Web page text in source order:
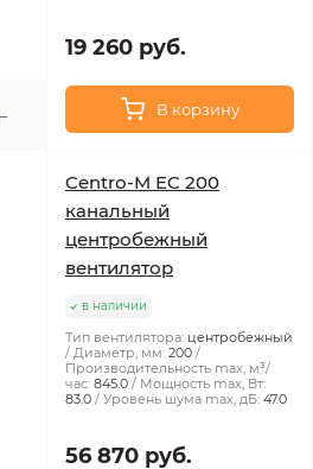
19 260 руб.
В корзину
Centro-M EC 200
канальный
центробежный
вентилятор
в наличии
Тип вентилятора: центробежный
Диаметр, мм: 200
Производительность max, м³/
час: 845.0
Мощность max, Вт:
83.0
Уровень шума max, дБ: 47.0
56 870 руб.